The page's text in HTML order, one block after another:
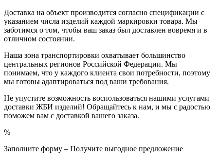
Доставка на объект производится согласно спецификации с
указанием числа изделий каждой маркировки товара. Мы
заботимся о том, чтобы ваш заказ был доставлен вовремя и в
отличном состоянии.
Наша зона транспортировки охватывает большинство
центральных регионов Российской Федерации. Мы
понимаем, что у каждого клиента свои потребности, поэтому
мы готовы адаптироваться под ваши требования.
Не упустите возможность воспользоваться нашими услугами
доставки ЖБИ изделий! Обращайтесь к нам, и мы с радостью
поможем вам с доставкой вашего заказа.
%
Заполните форму – Получите выгодное предложение